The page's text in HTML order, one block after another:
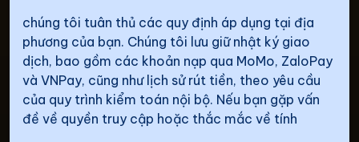
chúng tôi tuân thủ các quy định áp dụng tại địa
phương của bạn. Chúng tôi lưu giữ nhật ký giao
dịch, bao gồm các khoản nạp qua MoMo, ZaloPay
và VNPay, cũng như lịch sử rút tiền, theo yêu cầu
của quy trình kiểm toán nội bộ. Nếu bạn gặp vấn
đề về quyền truy cập hoặc thắc mắc về tính